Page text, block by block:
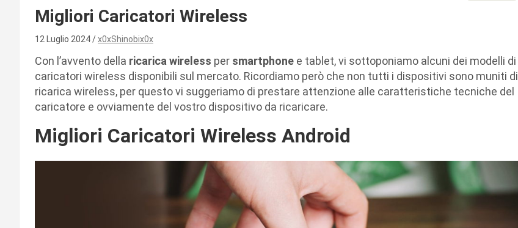
Migliori Caricatori Wireless
12 Luglio 2024 x0xShinobix0x
Con l’avvento della ricarica wireless per smartphone e tablet, vi sottoponiamo alcuni dei modelli di
caricatori wireless disponibili sul mercato. Ricordiamo però che non tutti i dispositivi sono muniti di
ricarica wireless, per questo vi suggeriamo di prestare attenzione alle caratteristiche tecniche del
caricatore e ovviamente del vostro dispositivo da ricaricare.
Migliori Caricatori Wireless Android